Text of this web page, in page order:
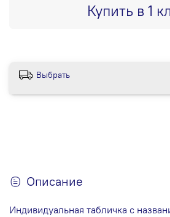
Купить в 1
Выбрать
Описание
Индивидуальная табличка с